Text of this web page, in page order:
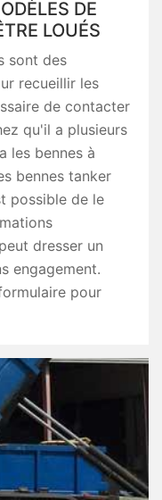
DE
LOUÉS
sont des
recueillir les
de contacter
qu'il a plusieurs
les bennes à
bennes tanker
possible de le
dresser un
engagement.
pour